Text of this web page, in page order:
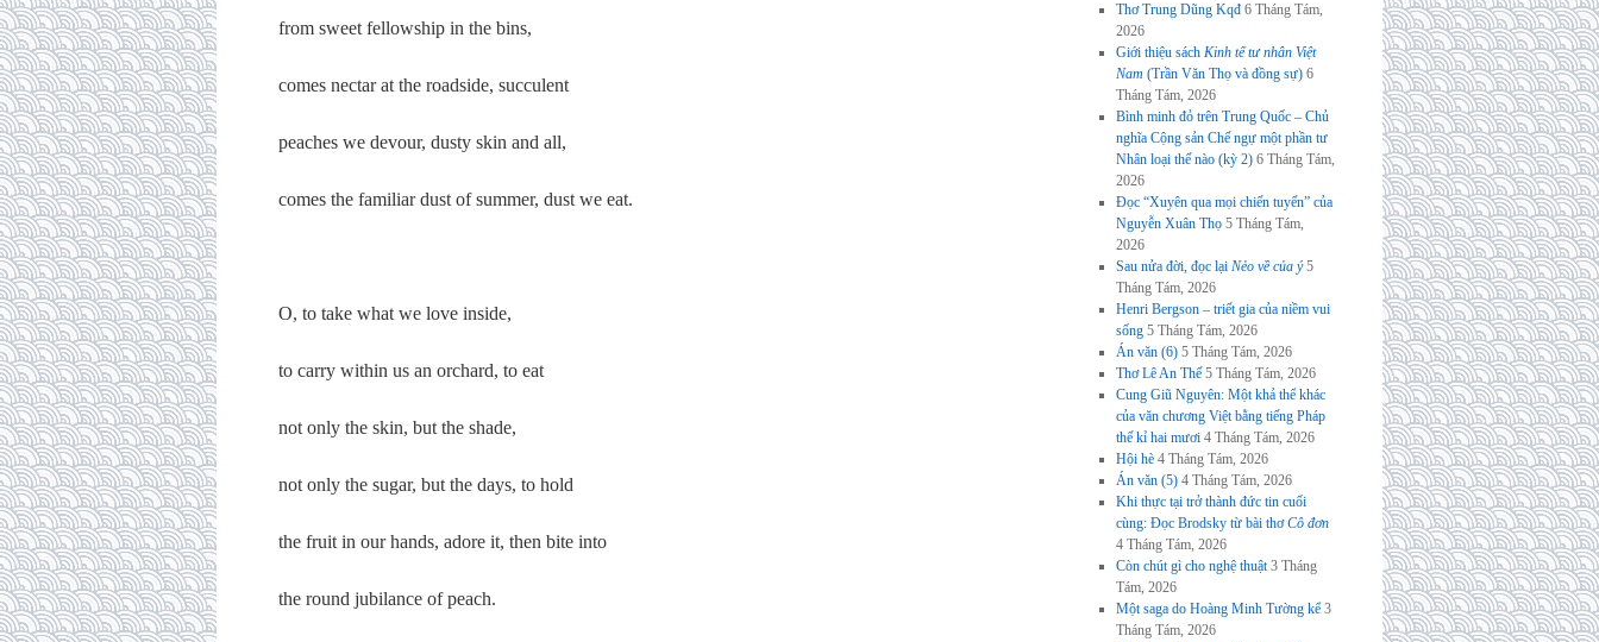
from sweet fellowship in the bins,
comes nectar at the roadside, succulent
peaches we devour, dusty skin and all,
comes the familiar dust of summer, dust we eat.
O, to take what we love inside,
to carry within us an orchard, to eat
not only the skin, but the shade,
not only the sugar, but the days, to hold
the fruit in our hands, adore it, then bite into
the round jubilance of peach.
Thơ Trung Dũng Kqđ 6 Tháng Tám,
2026
Giới thiệu sách Kinh tế tư nhân Việt
Nam (Trần Văn Thọ và đồng sự) 6
Tháng Tám, 2026
Bình minh đỏ trên Trung Quốc – Chủ
nghĩa Cộng sản Chế ngự một phần tư
Nhân loại thế nào (kỳ 2) 6 Tháng Tám,
2026
Đọc “Xuyên qua mọi chiến tuyến” của
Nguyễn Xuân Thọ 5 Tháng Tám,
2026
Sau nửa đời, đọc lại Nẻo về của ý 5
Tháng Tám, 2026
Henri Bergson – triết gia của niềm vui
sống 5 Tháng Tám, 2026
Án văn (6) 5 Tháng Tám, 2026
Thơ Lê An Thế 5 Tháng Tám, 2026
Cung Giũ Nguyên: Một khả thể khác
của văn chương Việt bằng tiếng Pháp
thế kỉ hai mươi 4 Tháng Tám, 2026
Hội hè 4 Tháng Tám, 2026
Án văn (5) 4 Tháng Tám, 2026
Khi thực tại trở thành đức tin cuối
cùng: Đọc Brodsky từ bài thơCô đơn
4 Tháng Tám, 2026
Còn chút gì cho nghệ thuật 3 Tháng
Tám, 2026
Một saga do Hoàng Minh Tường kể 3
Tháng Tám, 2026